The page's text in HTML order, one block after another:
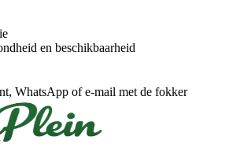
en beschikbaarheid
WhatsApp of e-mail met de fokker